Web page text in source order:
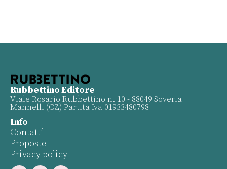
Rubbettino Editore
Viale Rosario Rubbettino n. 10 - 88049 Soveria
Mannelli (CZ) Partita Iva 01933480798
Info
Contatti
Proposte
Privacy policy